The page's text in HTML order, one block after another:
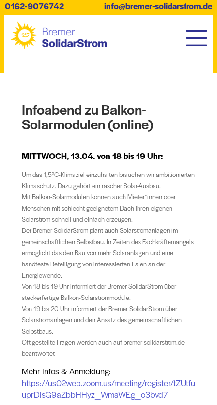
0162-9076742 info@bremer-solidarstrom.de
Infoabend zu Balkon-
Solarmodulen (online)
MITTWOCH, 13.04. von 18 bis 19 Uhr:
Um das 1,5°C-Klimaziel einzuhalten brauchen wir ambitionierten
Klimaschutz. Dazu gehört ein rascher Solar-Ausbau.
Mit Balkon-Solarmodulen können auch Mieter*innen oder
Menschen mit schlecht geeignetem Dach ihren eigenen
Solarstrom schnell und einfach erzeugen.
Der Bremer SolidarStrom plant auch Solarstromanlagen im
gemeinschaftlichen Selbstbau. In Zeiten des Fachkräftemangels
ermöglicht das den Bau von mehr Solaranlagen und eine
handfeste Beteiligung von interessierten Laien an der
Energiewende.
Von 18 bis 19 Uhr informiert der Bremer SolidarStrom über
steckerfertige Balkon-Solarstrommodule.
Von 19 bis 20 Uhr informiert der Bremer SolidarStrom über
Solarstromanlagen und den Ansatz des gemeinschaftlichen
Selbstbaus.
Oft gestellte Fragen werden auch auf bremer-solidarstrom.de
beantwortet
Mehr Infos & Anmeldung:
https://us02web.zoom.us/meeting/register/tZUtfu
uprDIsG9aZbbHHyz_WmaWEg_o3bvd7